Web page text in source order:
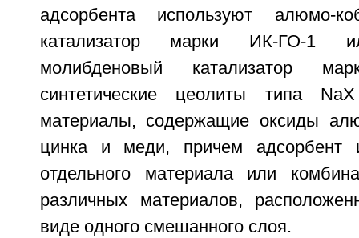
адсорбента используют алюмо-
катализатор марки ИК-ГО-1
молибденовый катализатор
синтетические цеолиты типа
материалы, содержащие оксиды
цинка и меди, причем адсорбент
отдельного материала или
различных материалов,
виде одного смешанного слоя.